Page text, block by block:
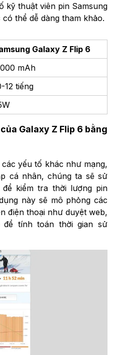
kỹ thuật viên pin Samsung
thể dễ dàng tham khảo.
Galaxy Z Flip 6
mAh
12 tiếng
Galaxy Z Flip 6 bằng
yếu tố khác như mạng,
cá nhân, chúng ta sẽ sử
kiểm tra thời lượng pin
này sẽ mô phỏng các
điện thoại như duyệt web,
để tính toán thời gian sử